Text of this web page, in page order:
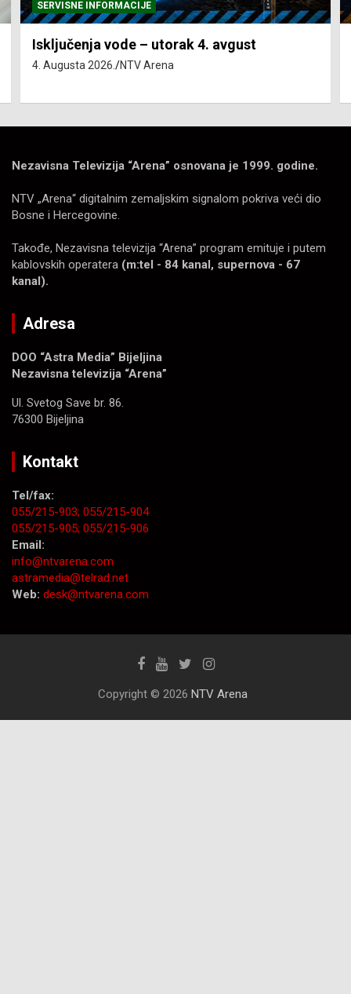
SERVISNE INFORMACIJE
Isključenja vode – utorak 4. avgust
4. Augusta 2026. NTV Arena
Nezavisna Televizija “Arena” osnovana je 1999. godine.
NTV „Arena“ digitalnim zemaljskim signalom pokriva veći dio
Bosne i Hercegovine.
Takođe, Nezavisna televizija “Arena” program emituje i putem
kablovskih operatera (m:tel - 84 kanal, supernova - 67
kanal).
Adresa
DOO “Astra Media” Bijeljina
Nezavisna televizija “Arena”
Ul. Svetog Save br. 86.
76300 Bijeljina
Kontakt
Tel/fax:
055/215-903; 055/215-904
055/215-905; 055/215-906
Email:
info@ntvarena.com
astramedia@telrad.net
Web: desk@ntvarena.com
Copyright © 2026 NTV Arena